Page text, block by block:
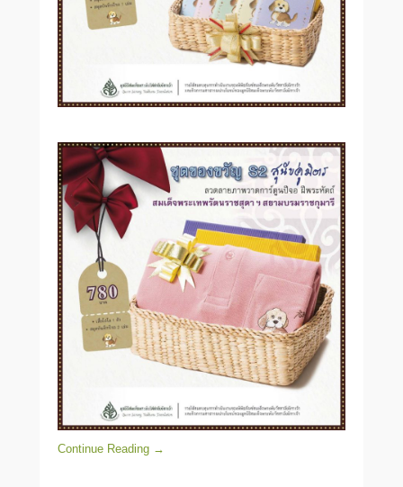
Continue Reading →